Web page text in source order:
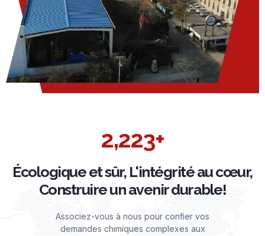
2,223+
Écologique et sûr, L'intégrité au cœur,
Construire un avenir durable!
Associez-vous à nous pour confier vos
demandes chimiques complexes aux